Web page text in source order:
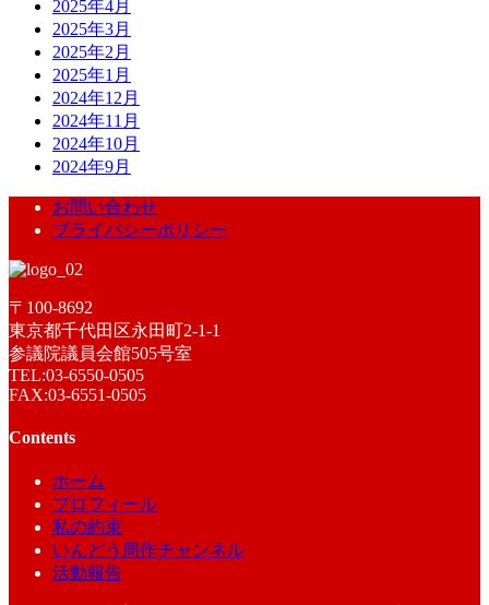
2025年4月
2025年3月
2025年2月
2025年1月
2024年12月
2024年11月
2024年10月
2024年9月
お問い合わせ
プライバシーポリシー
〒100-8692
東京都千代田区永田町2-1-1
参議院議員会館505号室
TEL:03-6550-0505
FAX:03-6551-0505
Contents
ホーム
プロフィール
私の約束
いんどう周作チャンネル
活動報告